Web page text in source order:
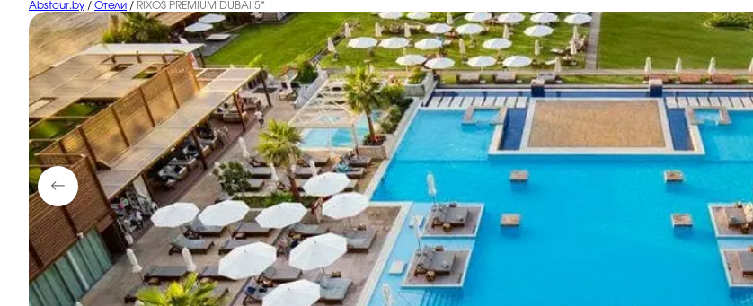
Abstour.by / Отели / RIXOS PREMIUM DUBAI 5*